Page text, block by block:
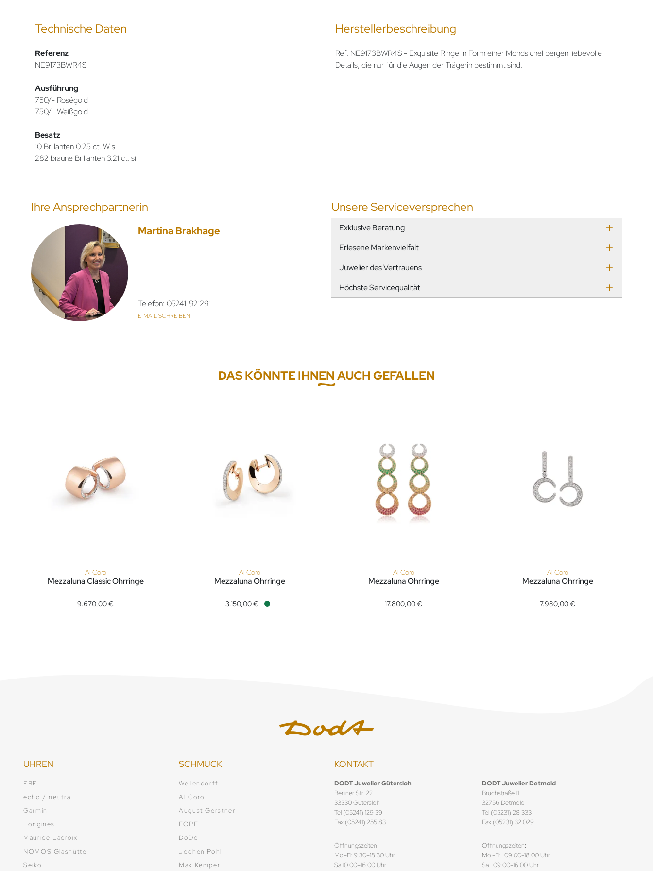
Technische Daten
Referenz
NE9173BWR4S
Ausführung
750/- Roségold
750/- Weißgold
Besatz
10 Brillanten 0.25 ct. W si
282 braune Brillanten 3.21 ct. si
Herstellerbeschreibung
Ref. NE9173BWR4S - Exquisite Ringe in Form einer Mondsichel bergen liebevolle
Details, die nur für die Augen der Trägerin bestimmt sind.
Ihre Ansprechpartnerin
Martina Brakhage
Telefon: 05241-921291
E-MAIL SCHREIBEN
Unsere Serviceversprechen
Exklusive Beratung
Erlesene Markenvielfalt
Juwelier des Vertrauens
Höchste Servicequalität
DAS KÖNNTE IHNEN AUCH GEFALLEN
Al Coro
Mezzaluna Classic Ohrringe
9.670,00 €
Al Coro
Mezzaluna Ohrringe
3.150,00 €
Al Coro
Mezzaluna Ohrringe
17.800,00 €
Al Coro
Mezzaluna Ohrringe
7.980,00 €
UHREN
EBEL
echo / neutra
Garmin
Longines
Maurice Lacroix
NOMOS Glashütte
Seiko
SCHMUCK
Wellendorff
Al Coro
August Gerstner
FOPE
DoDo
Jochen Pohl
Max Kemper
KONTAKT
DODT Juwelier Gütersloh
Berliner Str. 22
33330 Gütersloh
Tel (05241) 129 39
Fax (05241) 255 83
Öffnungszeiten:
Mo–Fr 9:30–18:30 Uhr
Sa 10:00–16:00 Uhr
DODT Juwelier Detmold
Bruchstraße 11
32756 Detmold
Tel (05231) 28 333
Fax (05231) 32 029
Öffnungszeiten:
Mo.-Fr.: 09:00-18:00 Uhr
Sa.: 09:00-16:00 Uhr